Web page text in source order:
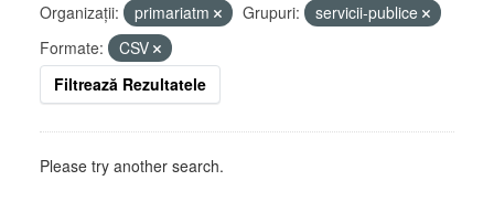
Organizații:
primariatm Grupuri:
servicii-publice
Formate:
CSV
Filtrează Rezultatele
Please try another search.